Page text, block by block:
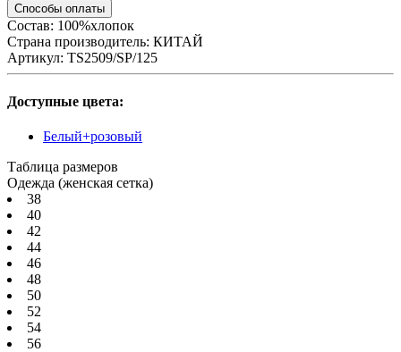
Способы оплаты
Состав: 100%хлопок
Страна производитель: КИТАЙ
Артикул: TS2509/SP/125
Доступные цвета:
Белый+розовый
Таблица размеров
Одежда (женская сетка)
38
40
42
44
46
48
50
52
54
56